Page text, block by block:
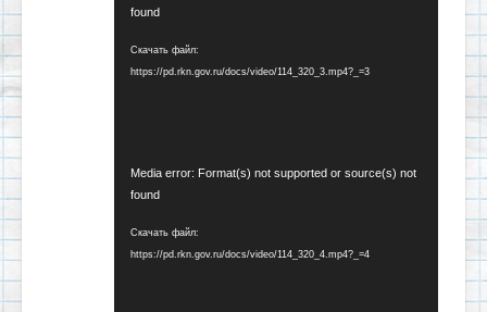
found
Скачать файл:
https://pd.rkn.gov.ru/docs/video/114_320_3.mp4?_=3
Видеоплеер
Media error: Format(s) not supported or source(s) not
found
Скачать файл:
https://pd.rkn.gov.ru/docs/video/114_320_4.mp4?_=4